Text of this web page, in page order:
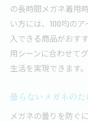
の長時間メガネ着用
い方には、100均の
入できる商品がおす
用シーンに合わせて
生活を実現できます。
曇らないメガネの
メガネの曇りを防ぐ